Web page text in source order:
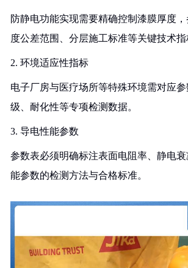
防静电功能实现需要精确控制漆膜厚度
度公差范围、分层施工标准等关键技术指
2. 环境适应性指标
电子厂房与医疗场所等特殊环境需对应
级、耐化性等专项检测数据。
3. 导电性能参数
参数表必须明确标注表面电阻率、静电
能参数的检测方法与合格标准。